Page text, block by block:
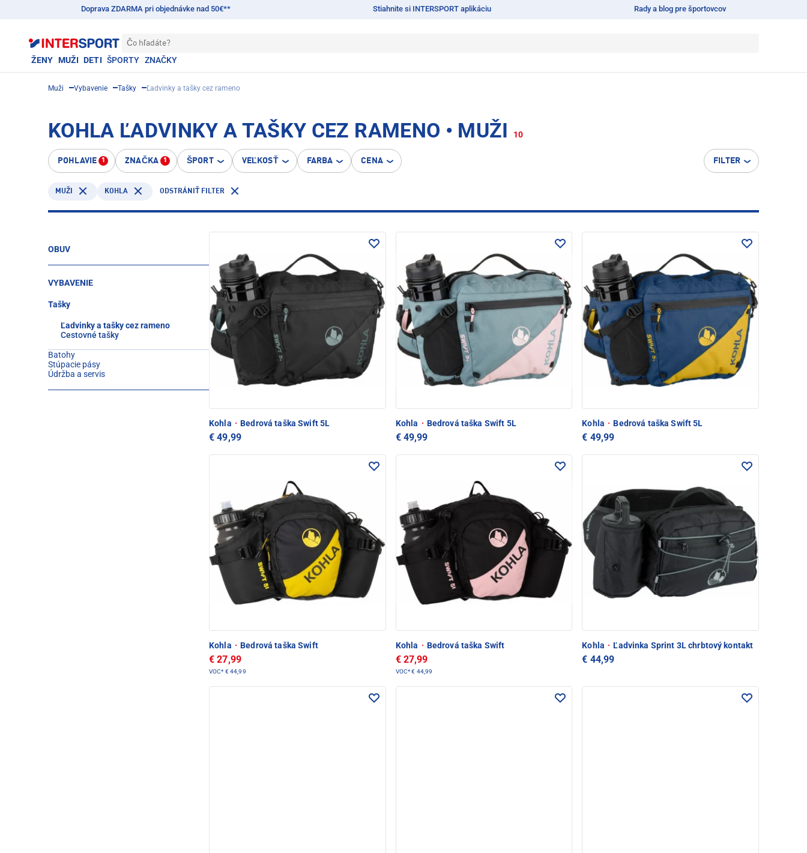
Doprava ZDARMA pri objednávke nad 50€** Stiahnite si INTERSPORT aplikáciu Rady a blog pre športovcov
Čo hľadáte?
ŽENY MUŽI DETI ŠPORTY ZNAČKY
Muži Vybavenie Tašky Ľadvinky a tašky cez rameno
KOHLA ĽADVINKY A TAŠKY CEZ RAMENO • MUŽI 10
POHLAVIE 1 ZNAČKA 1 ŠPORT VEĽKOSŤ FARBA CENA FILTER
MUŽI KOHLA ODSTRÁNIŤ FILTER
OBUV
VYBAVENIE
Tašky
Ľadvinky a tašky cez rameno
Cestovné tašky
Batohy
Stúpacie pásy
Údržba a servis
Kohla · Bedrová taška Swift 5L
€ 49,99
Kohla · Bedrová taška Swift 5L
€ 49,99
Kohla · Bedrová taška Swift 5L
€ 49,99
Kohla · Bedrová taška Swift
€ 27,99
VOC* € 44,99
Kohla · Bedrová taška Swift
€ 27,99
VOC*€ 44,99
Kohla · Ľadvinka Sprint 3L chrbtový kontakt
€ 44,99